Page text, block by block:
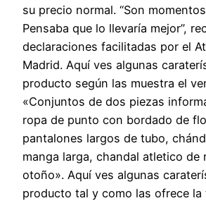
su precio normal. “Son
Pensaba que lo llevaría mejor”,
declaraciones facilitadas por el
Madrid. Aquí ves algunas
producto según las muestra el
«Conjuntos de dos piezas
ropa de punto con bordado de
pantalones largos de tubo,
manga larga, chandal atletico de
otoño». Aquí ves algunas
producto tal y como las ofrece la